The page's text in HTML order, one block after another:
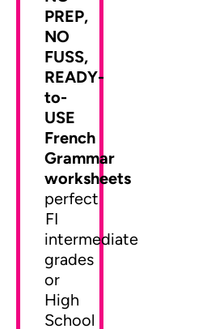
PREP,
NO
FUSS,
READY-
to-
USE
French
Grammar
worksheets
perfect
FI
intermediate
grades
or
High
School